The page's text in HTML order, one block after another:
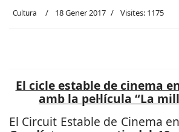
Cultura 18 Gener 2017 Visites: 1175
El cicle estable de cinema
amb la pel·lícula “La
El Circuit Estable de Cinema